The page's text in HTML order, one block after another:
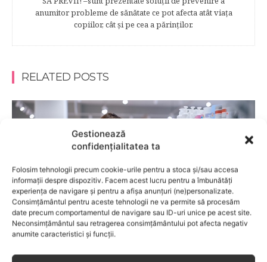
Gestionează
confidențialitatea ta
Folosim tehnologii precum cookie-urile pentru a stoca și/sau accesa
informații despre dispozitiv. Facem acest lucru pentru a îmbunătăți
experiența de navigare și pentru a afișa anunțuri (ne)personalizate.
Consimțământul pentru aceste tehnologii ne va permite să procesăm
date precum comportamentul de navigare sau ID-uri unice pe acest site.
Neconsimțământul sau retragerea consimțământului pot afecta negativ
anumite caracteristici și funcții.
anumitor probleme de sănătate ce pot afecta atât viaţa
copiilor, cât şi pe cea a părinţilor.
RELATED POSTS
BEBELUSI